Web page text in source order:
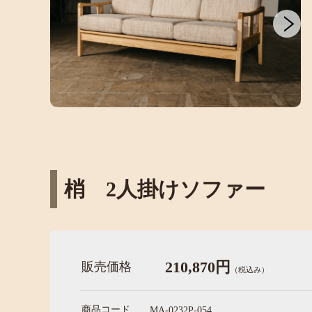
梢 2人掛けソファー
販売価格 210,870円 （税込み）
商品コード